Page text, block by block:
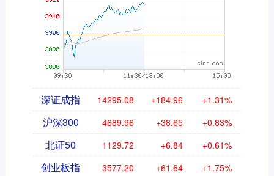
深证成指 14295.08 +184.96 +1.31%
沪深300 4689.96 +38.65 +0.83%
北证50 1129.72 +6.84 +0.61%
创业板指 3577.20 +61.64 +1.75%